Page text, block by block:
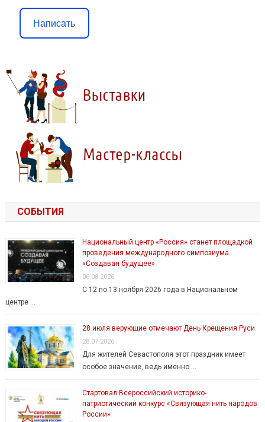
Написать
СОБЫТИЯ
Национальный центр «Россия» станет площадкой
проведения международного симпозиума
«Создавая будущее»
06.08.2026
С 12 по 13 ноября 2026 года в Национальном
центре …
28 июля верующие отмечают День Крещения Руси
28.07.2026
Для жителей Севастополя этот праздник имеет
особое значение, ведь именно …
Стартовал Всероссийский историко-
патриотический конкурс «Связующая нить народов
России»